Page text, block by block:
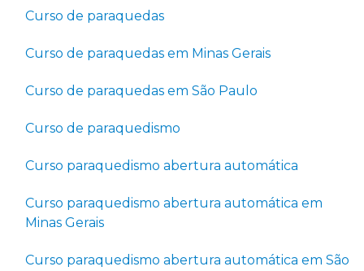
Curso de paraquedas
Curso de paraquedas em Minas Gerais
Curso de paraquedas em São Paulo
Curso de paraquedismo
Curso paraquedismo abertura automática
Curso paraquedismo abertura automática em
Minas Gerais
Curso paraquedismo abertura automática em São